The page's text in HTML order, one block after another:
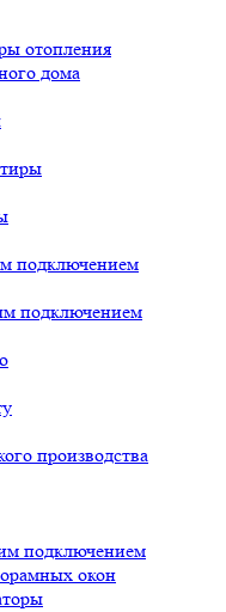
отопления
дома
подключением
подключением
производства
подключением
окон